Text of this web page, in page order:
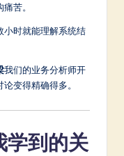
苦。
小时就能理解系统结
我们的业务分析师开
变得精确得多。
学到的关